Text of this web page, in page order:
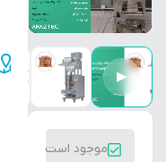
▶
موجود است